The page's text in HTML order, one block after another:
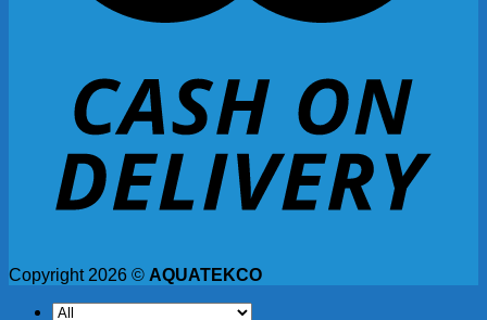
Copyright 2026 © AQUATEKCO